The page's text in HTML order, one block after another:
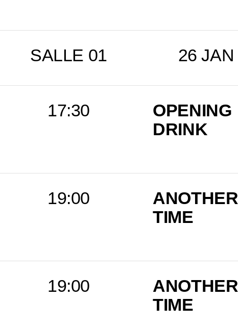
SALLE 01 26 JAN
17:30
OPENING
DRINK
19:00
ANOTHER
TIME
19:00
ANOTHER
TIME